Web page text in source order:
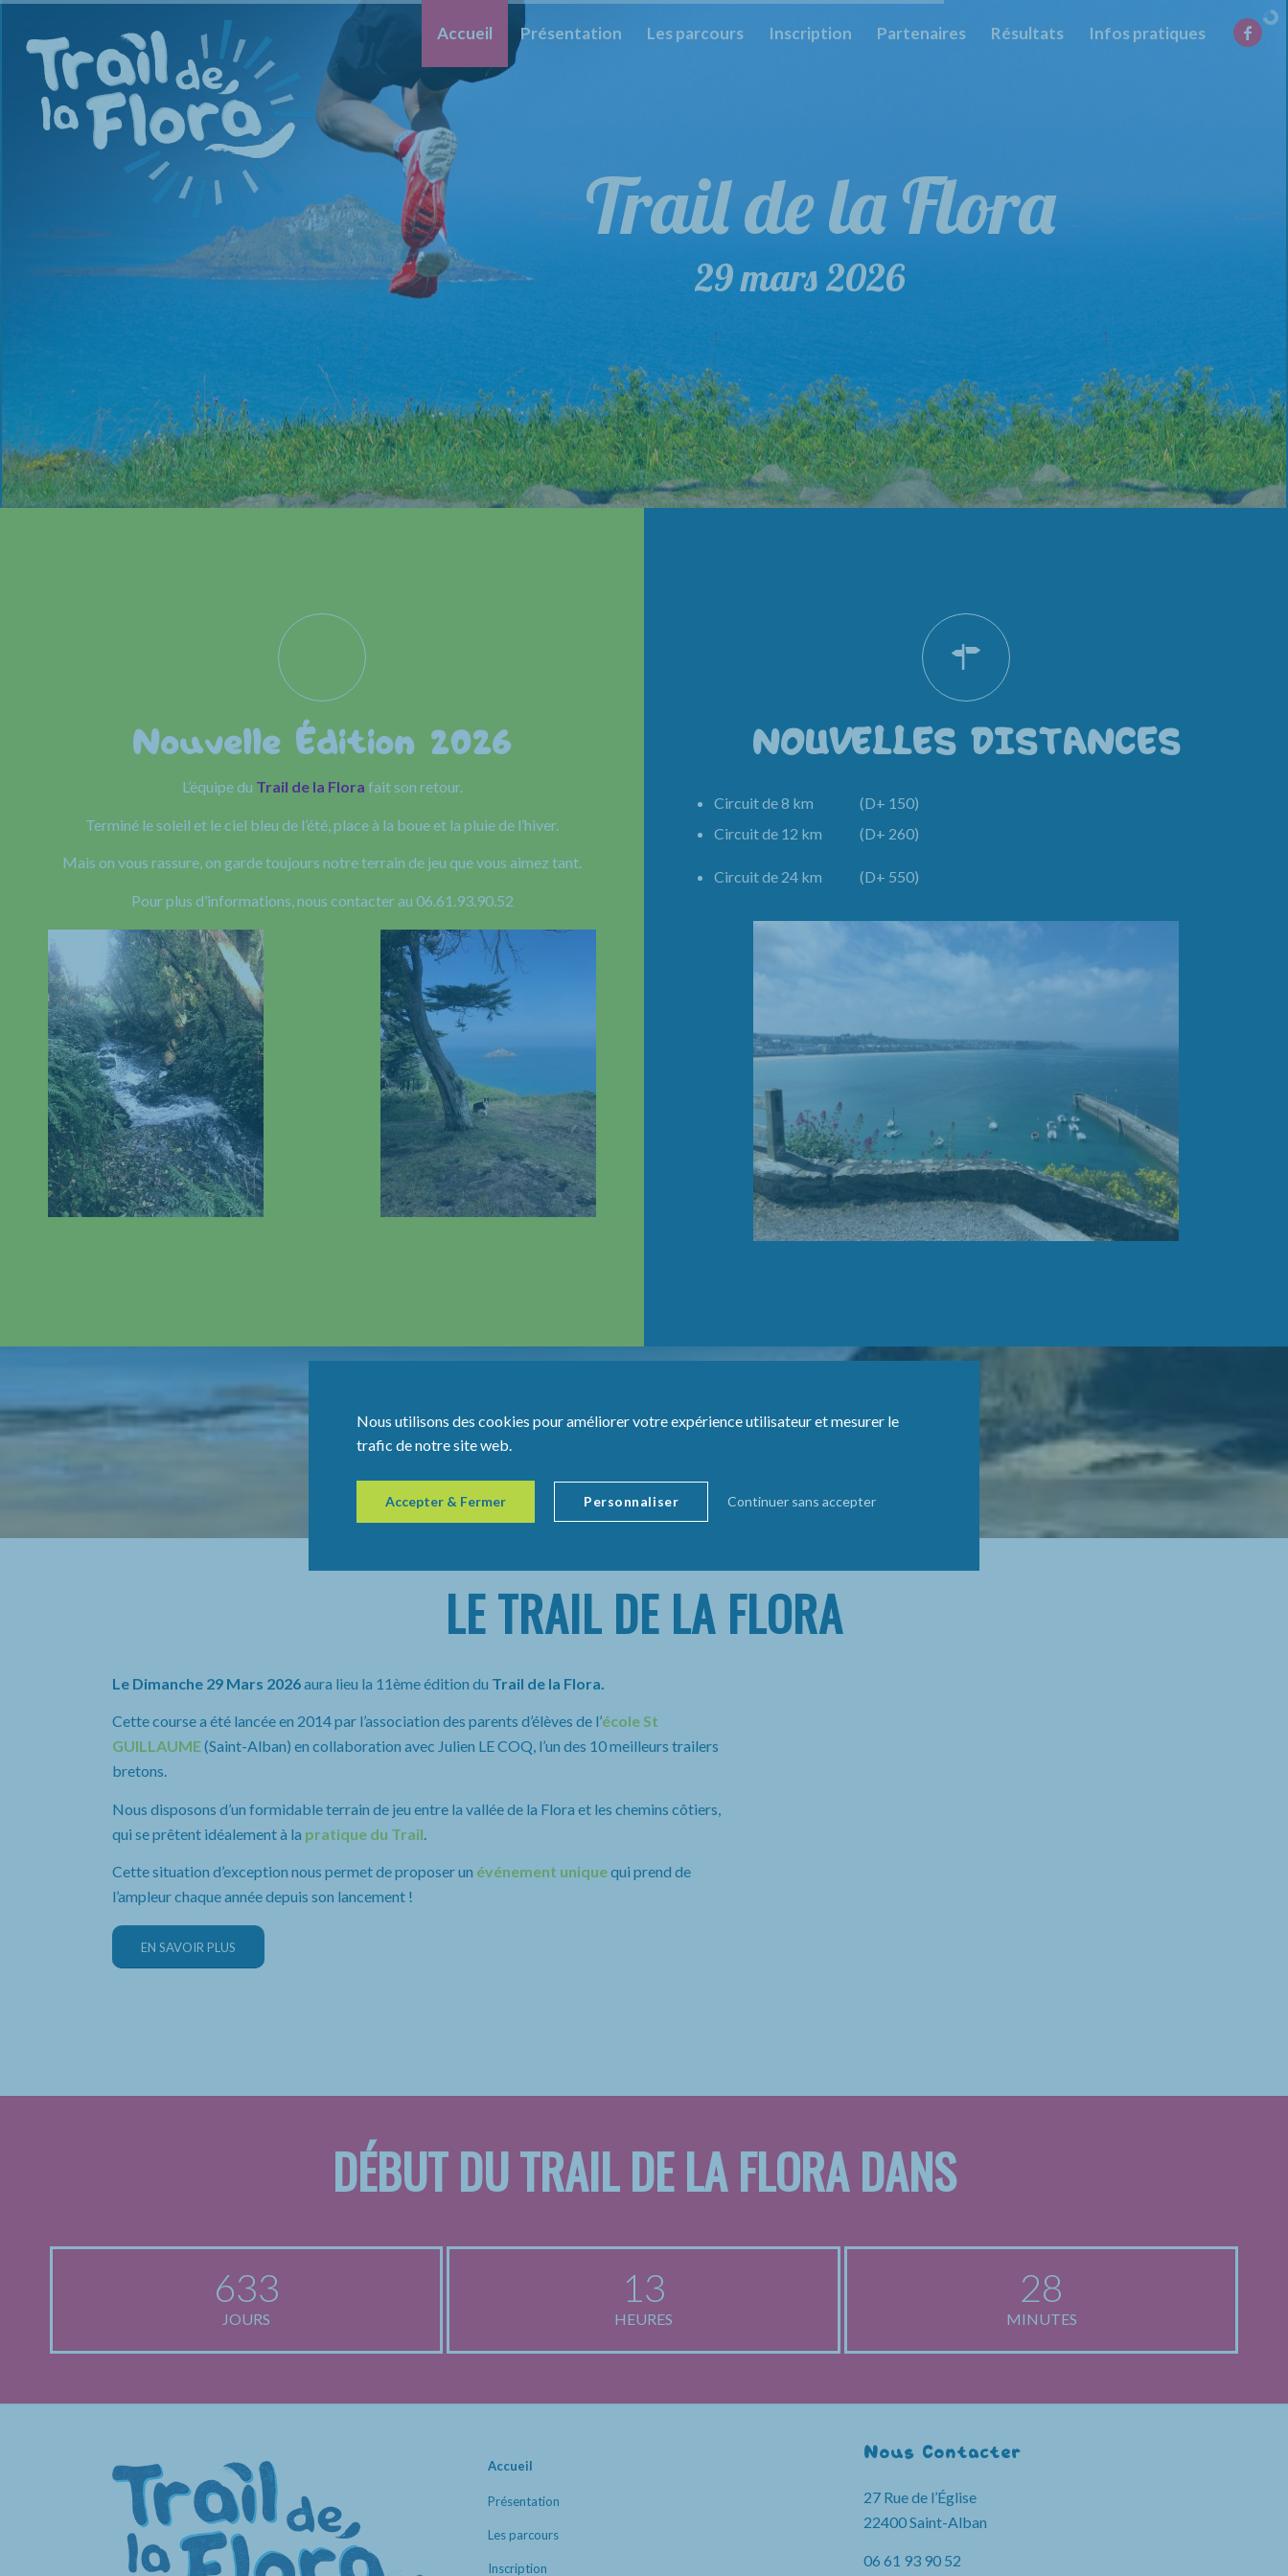
Accueil Présentation Les parcours Inscription Partenaires Résultats Infos pratiques
Trail de la Flora
29 mars 2026
Trail de la Flora
29 mars 2026
Nouvelle Édition 2026
L’équipe du Trail de la Flora fait son retour.
Terminé le soleil et le ciel bleu de l’été, place à la boue et la pluie de l’hiver.
Mais on vous rassure, on garde toujours notre terrain de jeu que vous aimez tant.
Pour plus d’informations, nous contacter au 06.61.93.90.52
NOUVELLES DISTANCES
Circuit de 8 km (D+ 150)
Circuit de 12 km (D+ 260)
Circuit de 24 km (D+ 550)
LE TRAIL DE LA FLORA
Le Dimanche 29 Mars 2026aura lieu la 11ème édition du Trail de la Flora.
Cette course a été lancée en 2014 par l’association des parents d’élèves de l’école St
GUILLAUME(Saint-Alban) en collaboration avec Julien LE COQ, l’un des 10 meilleurs trailers
bretons.
Nous disposons d’un formidable terrain de jeu entre la vallée de la Flora et les chemins côtiers,
qui se prêtent idéalement à la pratique du Trail
Cette situation d’exception nous permet de proposer un événement uniquequi prend de
l’ampleur chaque année depuis son lancement !
EN SAVOIR PLUS
DÉBUT DU TRAIL DE LA FLORA DANS
633
JOURS
13
HEURES
28
MINUTES
Accueil
Présentation
Les parcours
Inscription
Nous Contacter
27 Rue de l’Église
22400 Saint-Alban
06 61 93 90 52
Nous utilisons des cookies pour améliorer votre expérience utilisateur et mesurer le
trafic de notre site web.
Accepter & Fermer Continuer sans accepter
Personnaliser